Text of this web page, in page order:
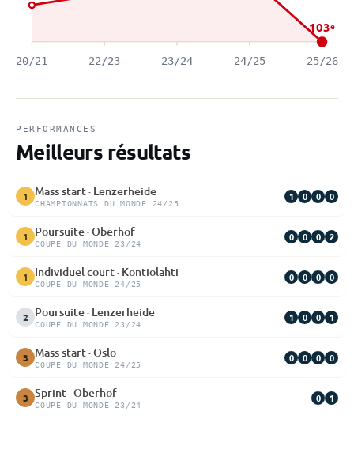
20/21 22/23 23/24 24/25
103e
25/26
PERFORMANCES
Meilleurs résultats
1 Mass start · Lenzerheide
CHAMPIONNATS DU MONDE 24/25
1 0 0 0
1 Poursuite · Oberhof
COUPE DU MONDE 23/24
0 0 0 2
1 Individuel court · Kontiolahti
COUPE DU MONDE 24/25
0 0 0 0
2 Poursuite · Lenzerheide
COUPE DU MONDE 23/24
1 0 0 1
3 Mass start · Oslo
COUPE DU MONDE 24/25
0 0 0 0
3 Sprint · Oberhof
COUPE DU MONDE 23/24
0 1